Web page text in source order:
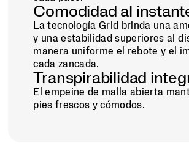
Comodidad al
La tecnología Grid brinda una
y una estabilidad superiores al
manera uniforme el rebote y el
cada zancada.
Transpirabilidad
El empeine de malla abierta
pies frescos y cómodos.